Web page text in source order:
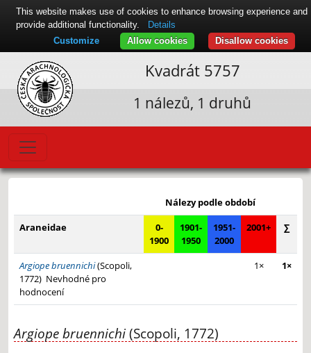
Kvadrát 5757
1 nálezů, 1 druhů
−
Leaflet|© Seznam.cz a.s. a další
Nálezy podle období
Araneidae
0-
1900
1901-
1950
1951-
2000
2001+ ∑
Argiope bruennichi(Scopoli,
1772) Nevhodné pro
hodnocení
1× 1×
Argiope bruennichi(Scopoli, 1772)
This website makes use of cookies to enhance browsing experience and
provide additional functionality.
Details
Disallow cookies
Allow cookies
Customize